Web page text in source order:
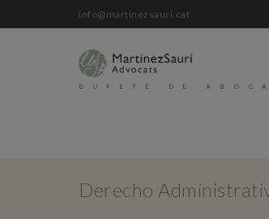
info@martinezsauri.cat
BUFETE DE
Derecho